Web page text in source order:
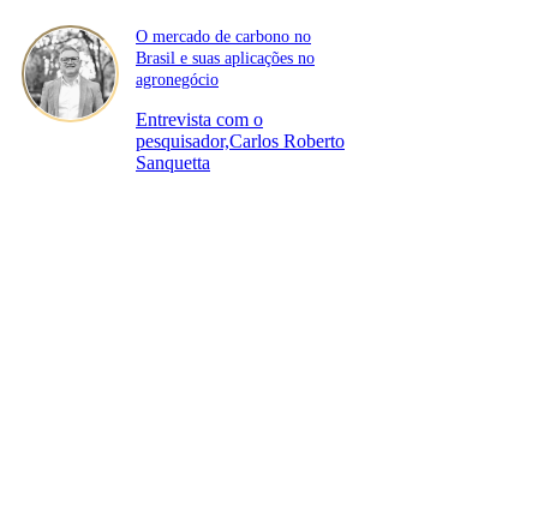
O mercado de carbono no
Brasil e suas aplicações no
agronegócio
Entrevista com o
pesquisador,Carlos Roberto
Sanquetta